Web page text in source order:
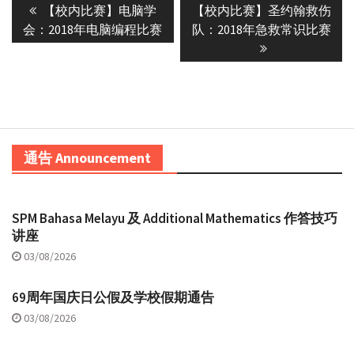
navigation
Previous
post:
【校内比赛】电脑学
会：2018年电脑编程比赛
Next
post:
【校内比赛】圣约翰救伤
队：2018年急救常识比赛
通告 Announcement
SPM Bahasa Melayu 及 Additional Mathematics 作答技巧
讲座
03/08/2026
69周年国庆日公假及学校假期通告
03/08/2026